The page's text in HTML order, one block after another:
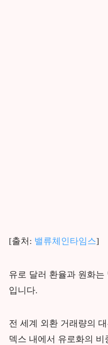
[출처: 밸류체인타임스]
유로 달러 환율과 원화는
입니다.
전 세계 외환 거래량의
덱스 내에서 유로화의 비